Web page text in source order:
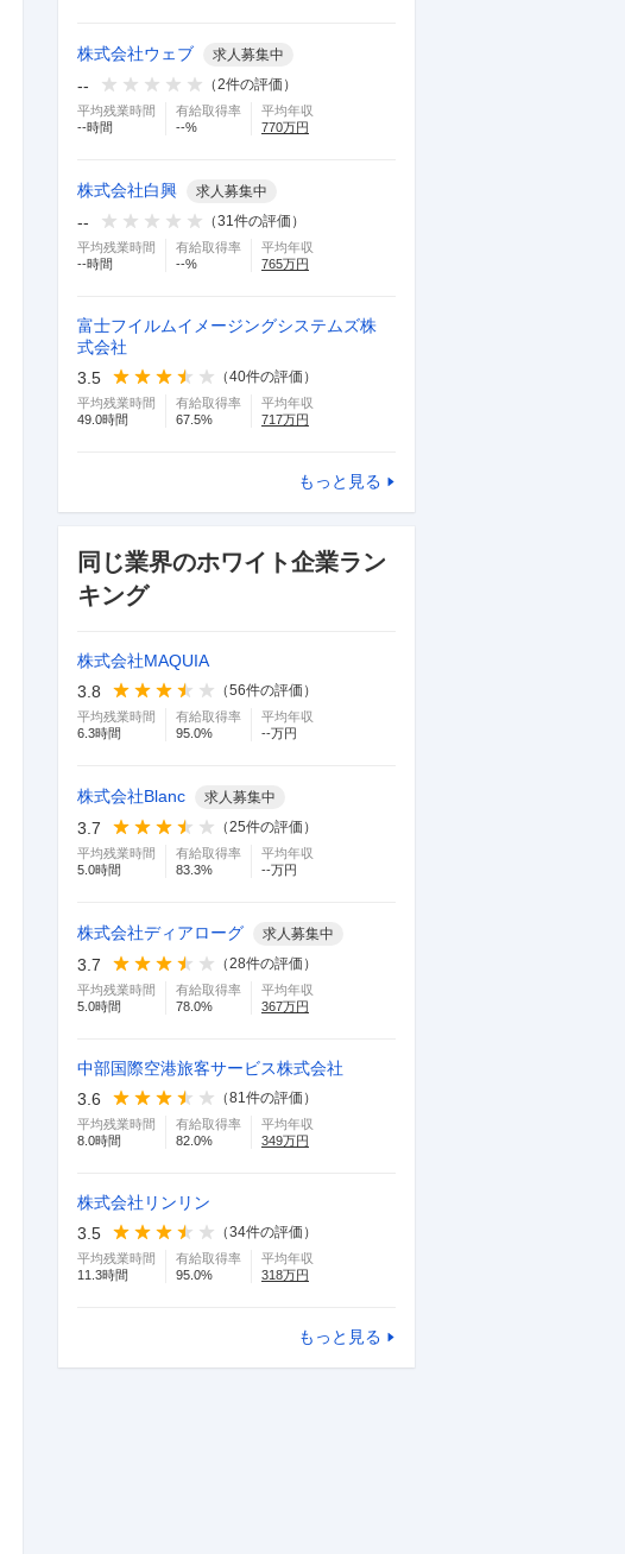
株式会社ウェブ 求人募集中
-- （2件の評価）
平均残業時間
--時間
有給取得率
--%
平均年収
770万円
株式会社白興 求人募集中
-- （31件の評価）
平均残業時間
--時間
有給取得率
--%
平均年収
765万円
富士フイルムイメージングシステムズ株
式会社
3.5
（40件の評価）
平均残業時間
49.0時間
有給取得率
67.5%
平均年収
717万円
もっと見る
同じ業界のホワイト企業ラン
キング
株式会社MAQUIA
3.8
（56件の評価）
平均残業時間
6.3時間
有給取得率
95.0%
平均年収
--万円
株式会社Blanc 求人募集中
3.7 （25件の評価）
平均残業時間
5.0時間
有給取得率
83.3%
平均年収
--万円
株式会社ディアローグ 求人募集中
3.7 （28件の評価）
平均残業時間
5.0時間
有給取得率
78.0%
平均年収
367万円
中部国際空港旅客サービス株式会社
3.6
（81件の評価）
平均残業時間
8.0時間
有給取得率
82.0%
平均年収
349万円
株式会社リンリン
3.5
（34件の評価）
平均残業時間
11.3時間
有給取得率
95.0%
平均年収
318万円
もっと見る